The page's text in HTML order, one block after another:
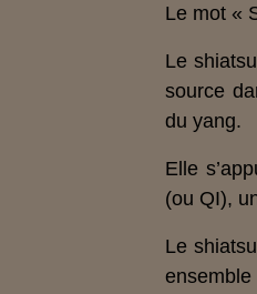
Le mot «
Le
source
du yang.
Elle
(ou QI),
Le
ensemble